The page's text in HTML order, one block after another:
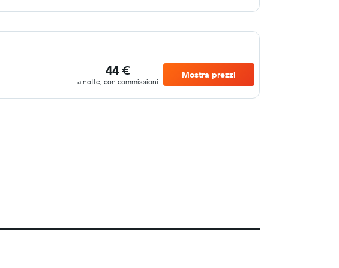
44 €
a notte, con commissioni
Mostra prezzi